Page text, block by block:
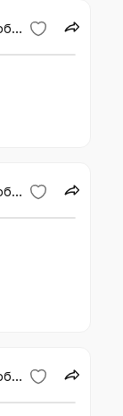
Некоммерческое акционерное общество «Западно-Казахстанский аграрно-технический университет имени Жангир хана»
Некоммерческое акционерное общество «Западно-Казахстанский аграрно-технический университет имени Жангир хана»
Некоммерческое акционерное общество «Западно-Казахстанский аграрно-технический университет имени Жангир хана»